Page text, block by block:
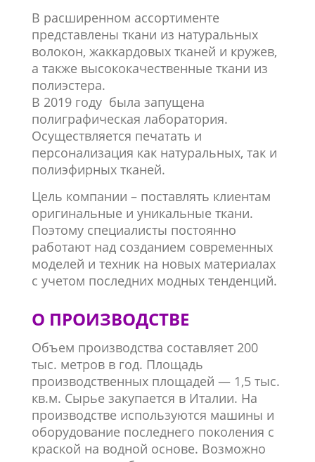
В расширенном ассортименте
представлены ткани из натуральных
волокон, жаккардовых тканей и кружев,
а также высококачественные ткани из
полиэстера.
В 2019 году была запущена
полиграфическая лаборатория.
Осуществляется печатать и
персонализация как натуральных, так и
полиэфирных тканей.
Цель компании – поставлять клиентам
оригинальные и уникальные ткани.
Поэтому специалисты постоянно
работают над созданием современных
моделей и техник на новых материалах
с учетом последних модных тенденций.
О ПРОИЗВОДСТВЕ
Объем производства составляет 200
тыс. метров в год. Площадь
производственных площадей — 1,5 тыс.
кв.м. Сырье закупается в Италии. На
производстве используются машины и
оборудование последнего поколения с
краской на водной основе. Возможно